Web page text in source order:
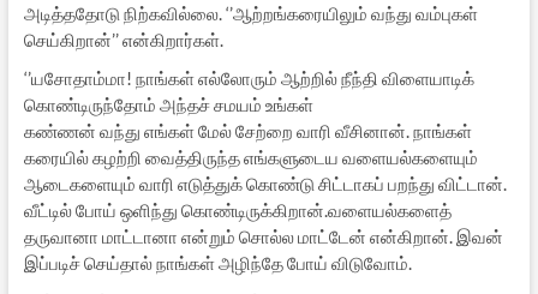
அடித்ததோடு நிற்கவில்லை. ‘’ஆற்றங்கரையிலும் வந்து வம்புகள்
செய்கிறான்’’ என்கிறார்கள்.
‘’யசோதாம்மா! நாங்கள் எல்லோரும் ஆற்றில் நீந்தி விளையாடிக்
கொண்டிருந்தோம் அந்தச் சமயம் உங்கள்
கண்ணன் வந்து எங்கள் மேல் சேற்றை வாரி வீசினான். நாங்கள்
கரையில் கழற்றி வைத்திருந்த எங்களுடைய வளையல்களையும்
ஆடைகளையும் வாரி எடுத்துக் கொண்டு சிட்டாகப் பறந்து விட்டான்.
வீட்டில் போய் ஒளிந்து கொண்டிருக்கிறான்.வளையல்களைத்
தருவானா மாட்டானா என்றும் சொல்ல மாட்டேன் என்கிறான். இவன்
இப்படிச் செய்தால் நாங்கள் அழிந்தே போய் விடுவோம்.